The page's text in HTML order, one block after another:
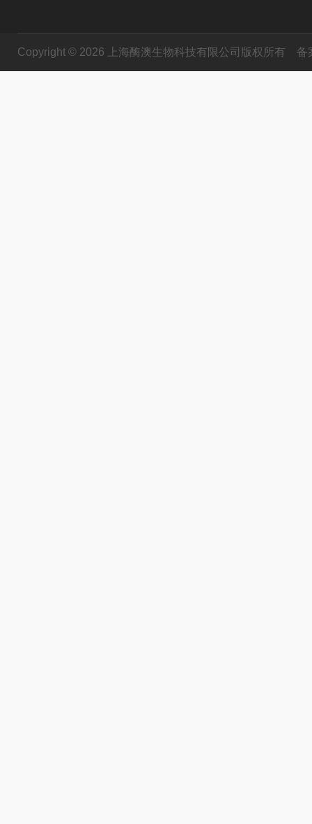
Copyright © 2026 上海酶澳生物科技有限公司版权所有 备